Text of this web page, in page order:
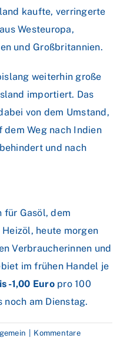
kaufte, verringerte
Westeuropa,
und Großbritannien.
weiterhin große
importiert. Das
von dem Umstand,
Weg nach Indien
und nach
für Gasöl, dem
heute morgen
Verbraucherinnen und
im frühen Handel je
-1,00 Europro 100
am Dienstag.
Kommentare